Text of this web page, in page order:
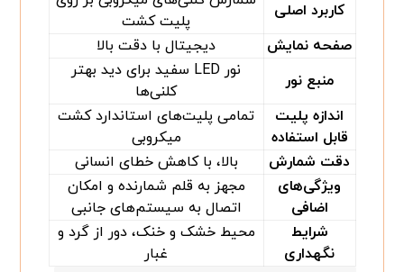
کاربرد اصلی
پلیت کشت
صفحه نمایش
دیجیتال با دقت بالا
منبع نور
نور LED سفید برای دید بهتر
کلنی‌ها
اندازه پلیت
قابل استفاده
تمامی پلیت‌های استاندارد کشت
میکروبی
دقت شمارش
بالا، با کاهش خطای انسانی
ویژگی‌های
اضافی
مجهز به قلم شمارنده و امکان
اتصال به سیستم‌های جانبی
شرایط
نگهداری
محیط خشک و خنک، دور از گرد و
غبار